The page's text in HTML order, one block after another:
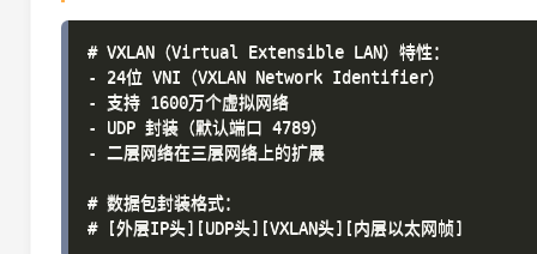
# VXLAN（Virtual Extensible LAN）特性：
- 24位 VNI（VXLAN Network Identifier）
- 支持 1600万个虚拟网络
- UDP 封装（默认端口 4789）
- 二层网络在三层网络上的扩展
# 数据包封装格式：